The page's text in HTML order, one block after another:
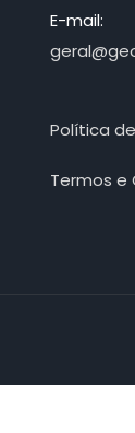
E-mail:
Política
Termos e